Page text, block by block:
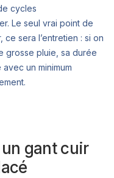
cycles
Le seul vrai point de
sera l’entretien : si on
grosse pluie, sa durée
un minimum
gant cuir